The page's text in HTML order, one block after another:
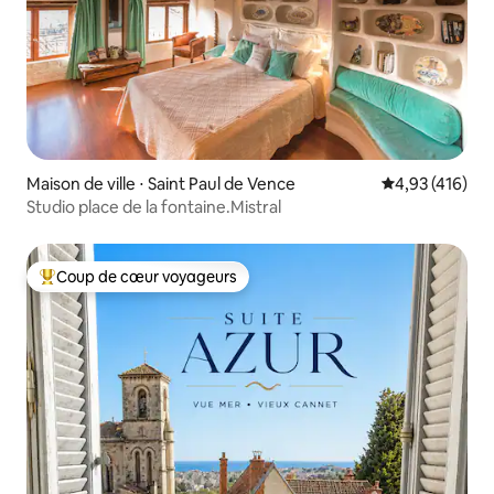
Maison de ville ⋅ Saint Paul de Vence Évaluation
4,93 (416)
Studio place de la fontaine.Mistral
Coups de cœur voyageurs les plus appréciés
Coup de cœur voyageurs